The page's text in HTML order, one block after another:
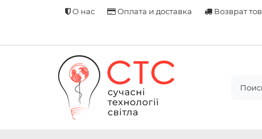
О нас Оплата и доставка Возврат